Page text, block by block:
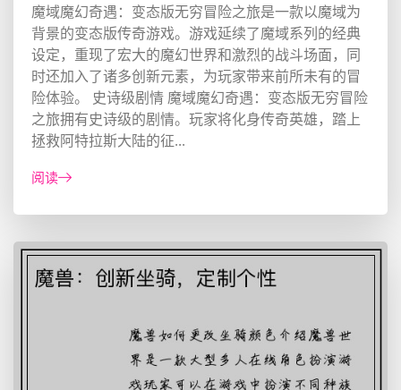
魔域魔幻奇遇：变态版无穷冒险之旅是一款以魔域为
背景的变态版传奇游戏。游戏延续了魔域系列的经典
设定，重现了宏大的魔幻世界和激烈的战斗场面，同
时还加入了诸多创新元素，为玩家带来前所未有的冒
险体验。 史诗级剧情 魔域魔幻奇遇：变态版无穷冒险
之旅拥有史诗级的剧情。玩家将化身传奇英雄，踏上
拯救阿特拉斯大陆的征...
阅读